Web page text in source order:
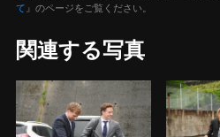
て 』のページをご覧ください。
関連する写真